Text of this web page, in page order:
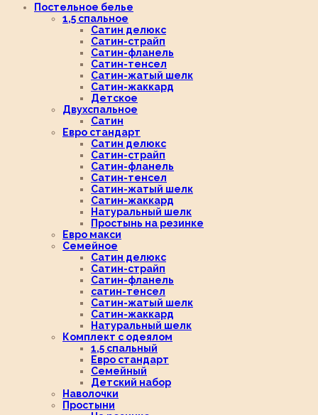
Постельное белье
1,5 спальное
Сатин делюкс
Сатин-страйп
Сатин-фланель
Сатин-тенсел
Сатин-жатый шелк
Сатин-жаккард
Детское
Двухспальное
Сатин
Евро стандарт
Сатин делюкс
Сатин-страйп
Сатин-фланель
Сатин-тенсел
Сатин-жатый шелк
Сатин-жаккард
Натуральный шелк
Простынь на резинке
Евро макси
Семейное
Сатин делюкс
Сатин-страйп
Сатин-фланель
сатин-тенсел
Сатин-жатый шелк
Сатин-жаккард
Натуральный шелк
Комплект с одеялом
1,5 спальный
Евро стандарт
Семейный
Детский набор
Наволочки
Простыни